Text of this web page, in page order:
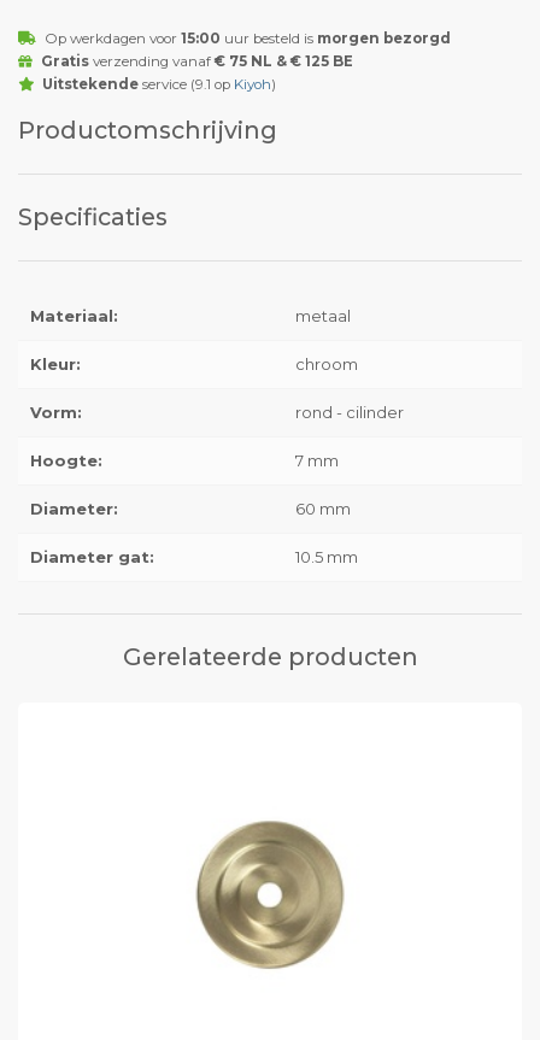
Op werkdagen voor 15:00 uur besteld is morgen bezorgd
Gratisverzending vanaf € 75 NL & € 125 BE
Uitstekendeservice (9.1 op Kiyoh)
Productomschrijving
Specificaties
Materiaal: metaal
Kleur: chroom
Vorm: rond - cilinder
Hoogte: 7 mm
Diameter: 60 mm
Diameter gat: 10.5 mm
Gerelateerde producten